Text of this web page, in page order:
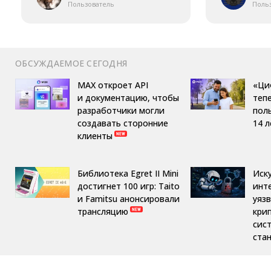
Пользователь
ОБСУЖДАЕМОЕ СЕГОДНЯ
MAX откроет API
и документацию, чтобы
разработчики могли
создавать сторонние
клиенты
Библиотека Egret II Mini
достигнет 100 игр: Taito
и Famitsu анонсировали
трансляцию
14